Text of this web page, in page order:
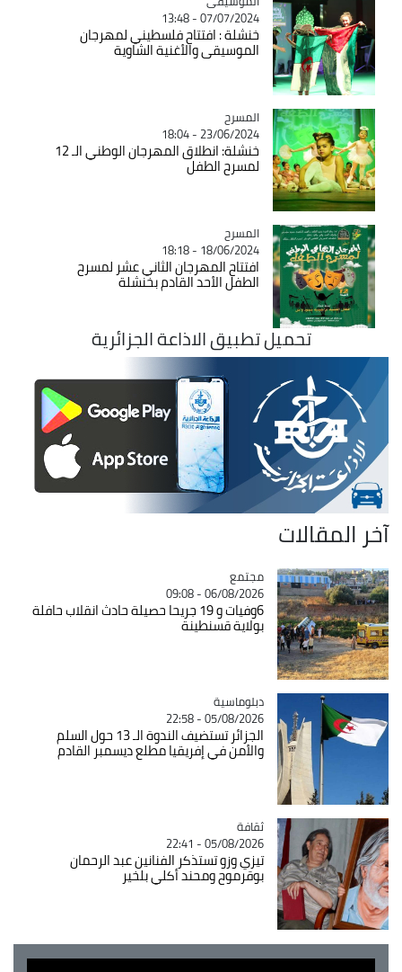
07/07/2024 - 13:48
خنشلة : افتتاح فلسطيني لمهرجان
الموسيقى والأغنية الشاوية
Catégorie
المسرح
23/06/2024 - 18:04
خنشلة: انطلاق المهرجان الوطني الـ 12
لمسرح الطفل
Catégorie
المسرح
18/06/2024 - 18:18
افتتاح المهرجان الثاني عشر لمسرح
الطفل الأحد القادم بخنشلة
تحميل تطبيق الاذاعة الجزائرية
آخر المقالات
Catégorie
مجتمع
06/08/2026 - 09:08
6وفيات و 19 جريحا حصيلة حادث انقلاب حافلة
بولاية قسنطينة
Catégorie
دبلوماسية
05/08/2026 - 22:58
الجزائر تستضيف الندوة الـ 13 حول السلم
والأمن في إفريقيا مطلع ديسمبر القادم
Catégorie
ثقافة
05/08/2026 - 22:41
تيزي وزو تستذكر الفنانين عبد الرحمان
بوقرموح ومحند أكلي بلخير